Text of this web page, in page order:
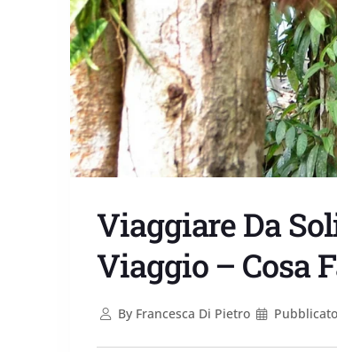
Viaggiare Da
Viaggio – Cosa
ByFrancesca Di Pietro